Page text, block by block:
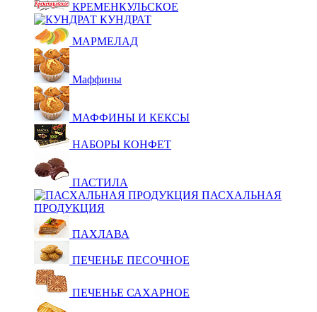
КРЕМЕНКУЛЬСКОЕ
КУНДРАТ
МАРМЕЛАД
Маффины
МАФФИНЫ И КЕКСЫ
НАБОРЫ КОНФЕТ
ПАСТИЛА
ПАСХАЛЬНАЯ
ПРОДУКЦИЯ
ПАХЛАВА
ПЕЧЕНЬЕ ПЕСОЧНОЕ
ПЕЧЕНЬЕ САХАРНОЕ